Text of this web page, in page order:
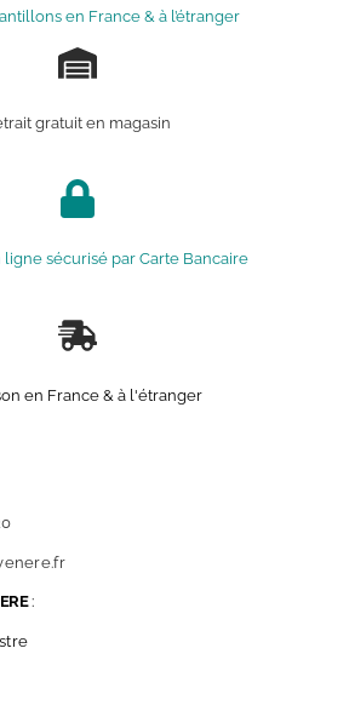
en France & à l’étranger
gratuit en magasin
ligne sécurisé par Carte Bancaire
en France & à l'étranger
: